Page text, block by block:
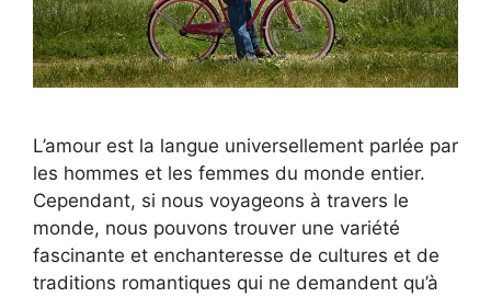
L’amour est la langue universellement parlée par
les hommes et les femmes du monde entier.
Cependant, si nous voyageons à travers le
monde, nous pouvons trouver une variété
fascinante et enchanteresse de cultures et de
traditions romantiques qui ne demandent qu’à